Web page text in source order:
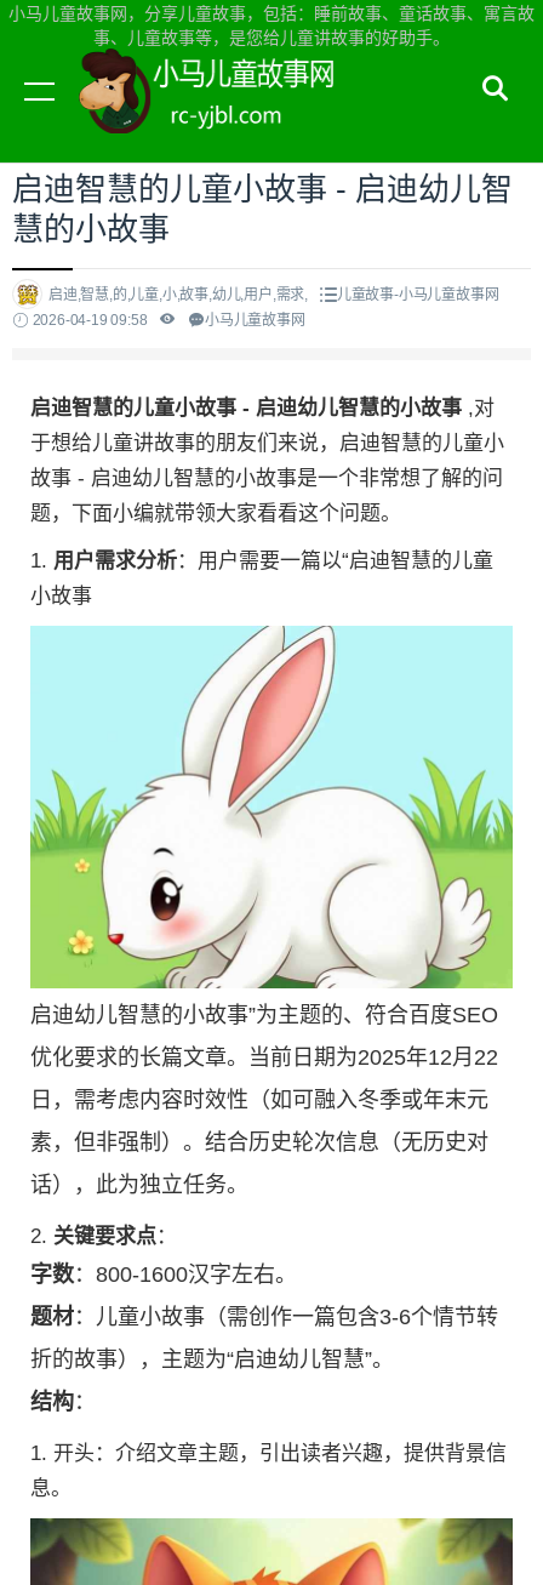
小马儿童故事网，分享儿童故事，包括：睡前故事、童话故事、寓言故
事、儿童故事等，是您给儿童讲故事的好助手。
当前位置：小马儿童故事网首页>儿童故事
启迪智慧的儿童小故事 - 启迪幼儿智
慧的小故事
启迪,智慧,的,儿童,小,故事,幼儿,用户,需求,
儿童故事-小马儿童故事网
2026-04-19 09:58
小马儿童故事网
启迪智慧的儿童小故事 - 启迪幼儿智慧的小故事 ,对
于想给儿童讲故事的朋友们来说，启迪智慧的儿童小
故事 - 启迪幼儿智慧的小故事是一个非常想了解的问
题，下面小编就带领大家看看这个问题。
1. 用户需求分析：用户需要一篇以“启迪智慧的儿童
小故事
启迪幼儿智慧的小故事”为主题的、符合百度SEO
优化要求的长篇文章。当前日期为2025年12月22
日，需考虑内容时效性（如可融入冬季或年末元
素，但非强制）。结合历史轮次信息（无历史对
话），此为独立任务。
2. 关键要求点：
字数：800-1600汉字左右。
题材：儿童小故事（需创作一篇包含3-6个情节转
折的故事），主题为“启迪幼儿智慧”。
结构：
1. 开头：介绍文章主题，引出读者兴趣，提供背景信
息。